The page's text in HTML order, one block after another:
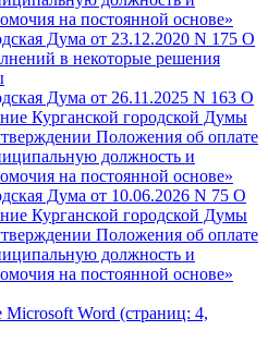
на постоянной основе»
Дума от 23.12.2020 N 175 О
в некоторые решения
Дума от 26.11.2025 N 163 О
Курганской городской Думы
Положения об оплате
должность и
на постоянной основе»
Дума от 10.06.2026 N 75 О
Курганской городской Думы
Положения об оплате
должность и
на постоянной основе»
Microsoft Word (страниц: 4,